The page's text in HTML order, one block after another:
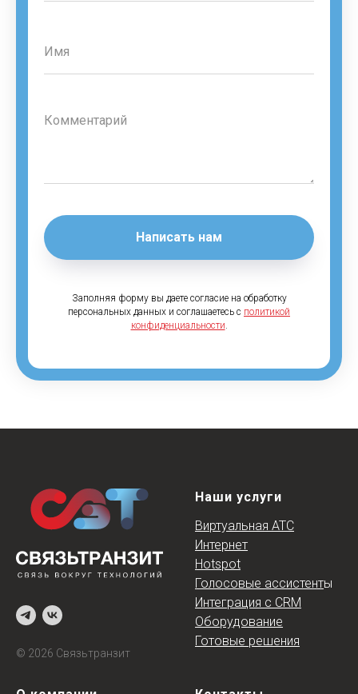
Написать нам
Заполняя форму вы даете согласие на обработку
персональных данных и соглашаетесь c политикой
конфиденциальности
© 2026 Связьтранзит
Наши услуги
Виртуальная АТС
Интернет
Hotspot
Голосовые ассистенты
Интеграция с CRM
Оборудование
Готовые решения
Напишите нам!
Cпециалисты Связьтранзит помогут Вам в выборе продукта или
тарифа